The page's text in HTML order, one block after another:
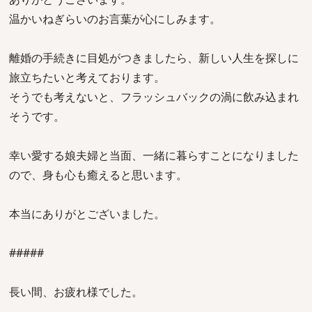
温かいねぎらいのお言葉が心にしみます。
離婚の手続きに目処がつきましたら、新しい人生を探しに
旅立ちたいと考えております。
そうでも考えないと、フラッシュバックの渦に飲み込まれ
そうです。
幸い愛する娘夫婦と当面、一緒に暮らすことになりました
ので、身も心も癒えると思います。
本当にありがとございました。
#####
長い間、お疲れ様でした。